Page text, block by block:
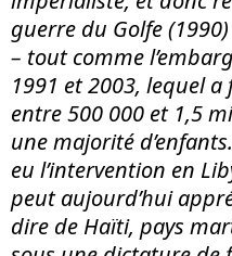
guerre du Golfe
– tout comme
1991 et 2003, lequel a
entre 500 000 et 1,5
une majorité
eu l’intervention en
peut aujourd’hui
dire de Haïti, pays